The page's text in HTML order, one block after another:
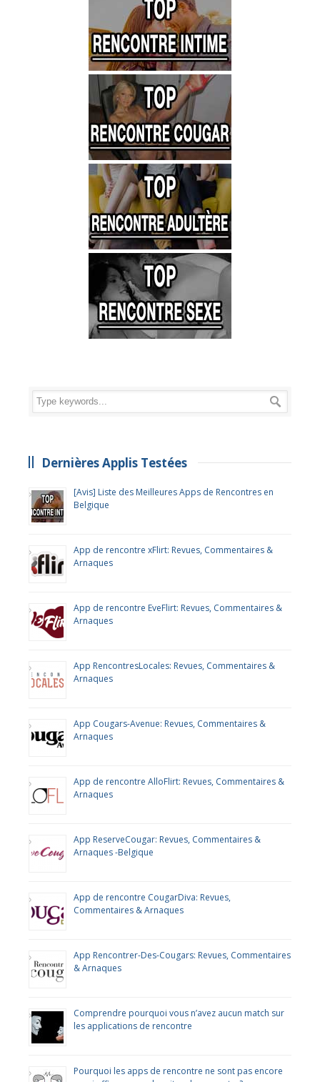
Dernières Applis Testées
[Avis] Liste des Meilleures Apps de Rencontres en
Belgique
App de rencontre xFlirt: Revues, Commentaires &
Arnaques
App de rencontre EveFlirt: Revues, Commentaires &
Arnaques
App RencontresLocales: Revues, Commentaires &
Arnaques
App Cougars-Avenue: Revues, Commentaires &
Arnaques
App de rencontre AlloFlirt: Revues, Commentaires &
Arnaques
App ReserveCougar: Revues, Commentaires &
Arnaques -Belgique
App de rencontre CougarDiva: Revues,
Commentaires & Arnaques
App Rencontrer-Des-Cougars: Revues, Commentaires
& Arnaques
Comprendre pourquoi vous n’avez aucun match sur
les applications de rencontre
Pourquoi les apps de rencontre ne sont pas encore